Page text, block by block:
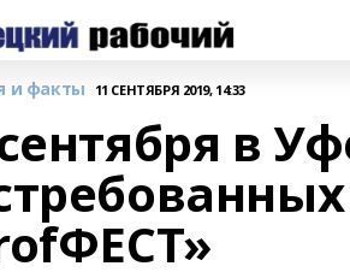
и факты 11 СЕНТЯБРЯ 2019, 14:33
в